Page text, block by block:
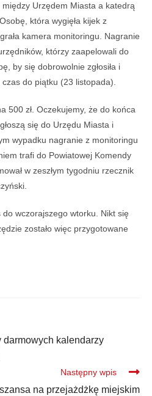
Urzędem Miasta a katedrą
która wygięła kijek z
kamera monitoringu. Nagranie
którzy zaapelowali do
by się dobrowolnie zgłosiła i
czas do piątku (23 listopada).
500 zł. Oczekujemy, że do końca
się do Urzędu Miasta i
wypadku nagranie z monitoringu
trafi do Powiatowej Komendy
w zeszłym tygodniu rzecznik
do wczorajszego wtorku. Nikt się
zostało więc przygotowane
darmowych kalendarzy
Następny wpis
na przejażdżkę miejskim